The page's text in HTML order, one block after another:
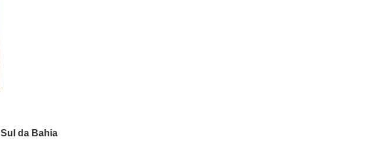
da Bahia